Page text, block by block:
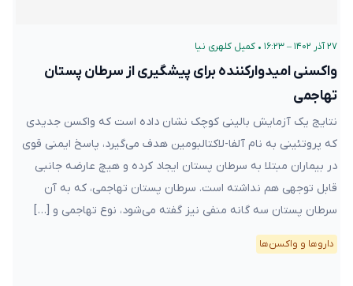
۲۷ آذر ۱۴۰۲ – ۱۶:۲۳ • کمیل کلهری نیا
واکسنی امیدوارکننده برای پیشگیری از سرطان پستان
تهاجمی
نتایج یک آزمایش بالینی کوچک نشان داده است که واکسن جدیدی
که پروتئینی به نام آلفا-لاکتالبومین هدف می‌گیرد، پاسخ ایمنی قوی
در بیماران مبتلا به سرطان پستان ایجاد کرده و هیچ عارضه جانبی
قابل توجهی هم نداشته است. سرطان پستان تهاجمی، که به آن
سرطان پستان سه گانه منفی نیز گفته می‌شود، نوع تهاجمی و […]
دارو‌ها و واکسن‌ها